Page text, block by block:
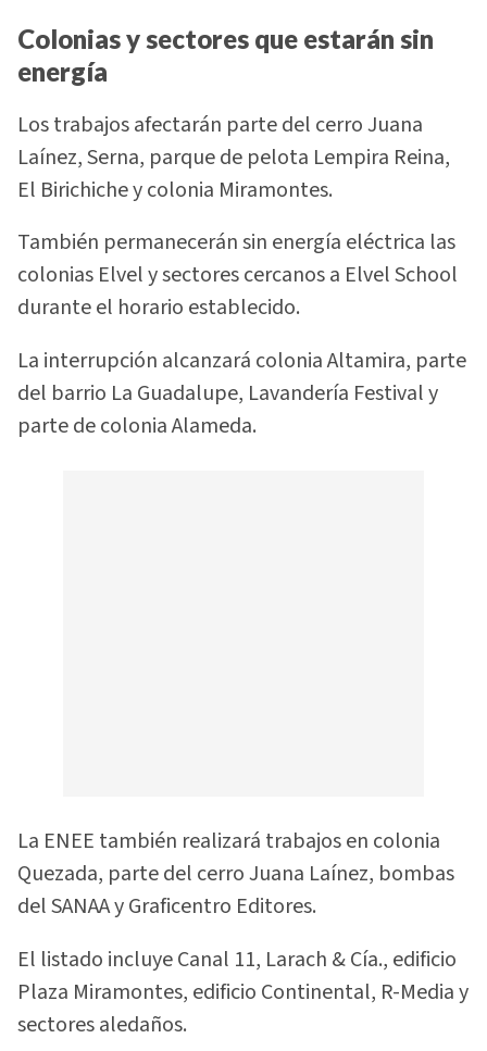
Colonias y sectores que estarán sin
energía
Los trabajos afectarán parte del cerro Juana
Laínez, Serna, parque de pelota Lempira Reina,
El Birichiche y colonia Miramontes.
También permanecerán sin energía eléctrica las
colonias Elvel y sectores cercanos a Elvel School
durante el horario establecido.
La interrupción alcanzará colonia Altamira, parte
del barrio La Guadalupe, Lavandería Festival y
parte de colonia Alameda.
La ENEE también realizará trabajos en colonia
Quezada, parte del cerro Juana Laínez, bombas
del SANAA y Graficentro Editores.
El listado incluye Canal 11, Larach & Cía., edificio
Plaza Miramontes, edificio Continental, R-Media y
sectores aledaños.